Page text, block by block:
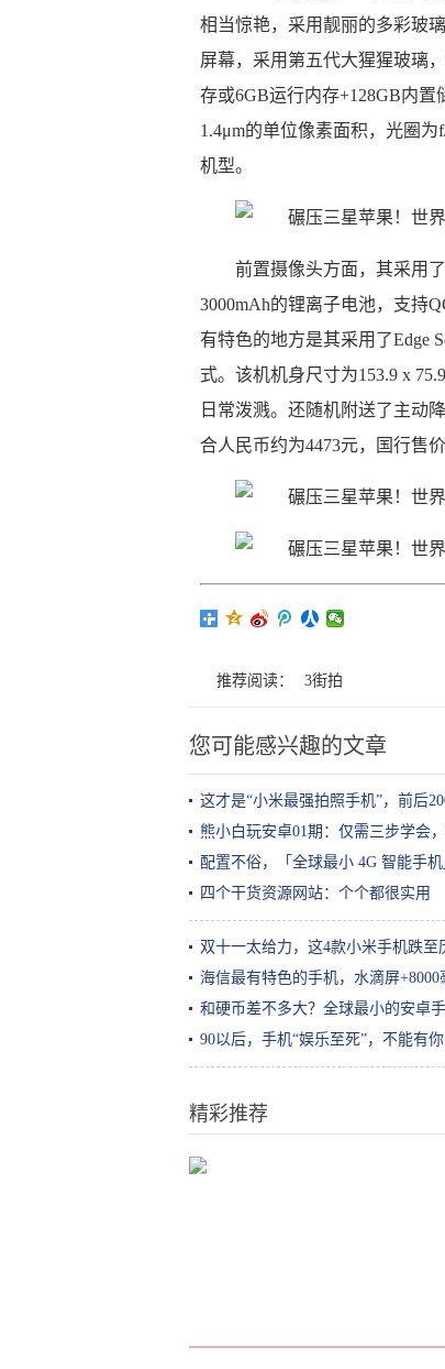
相当惊艳，采用靓丽的多彩玻
屏幕，采用第五代大猩猩玻璃
存或6GB运行内存+128GB内置
1.4μm的单位像素面积，光圈
机型。
前置摄像头方面，其采用
3000mAh的锂离子电池，支持
有特色的地方是其采用了Edge
式。该机机身尺寸为153.9 x
日常泼溅。还随机附送了主动
合人民币约为4473元，国行售
推荐阅读： 3街拍
您可能感兴趣的文章
这才是“小米最强拍照手机”，前后
熊小白玩安卓01期：仅需三步学会
配置不俗，「全球最小 4G 智能手
四个干货资源网站：个个都很实用
双十一太给力，这4款小米手机跌至
海信最有特色的手机，水滴屏+8000
和硬币差不多大？全球最小的安卓
90以后，手机“娱乐至死”，不能有你
精彩推荐
“成分说”| 脱离护肤品成分谈功效，